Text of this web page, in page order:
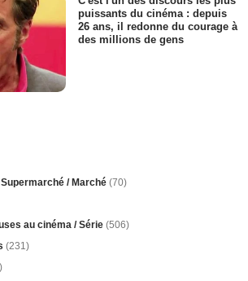
puissants du cinéma : depuis
26 ans, il redonne du courage à
des millions de gens
/ Marché (70)
au cinéma / Série (506)
(231)